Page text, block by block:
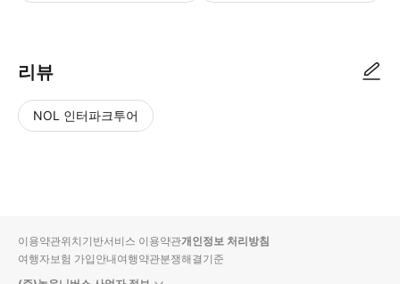
리뷰
NOL 인터파크투어
입니
다.
순
상
이용약관위치기반서비스 이용약관개인정보 처리방침
여행자보험 가입안내여행약관분쟁해결기준